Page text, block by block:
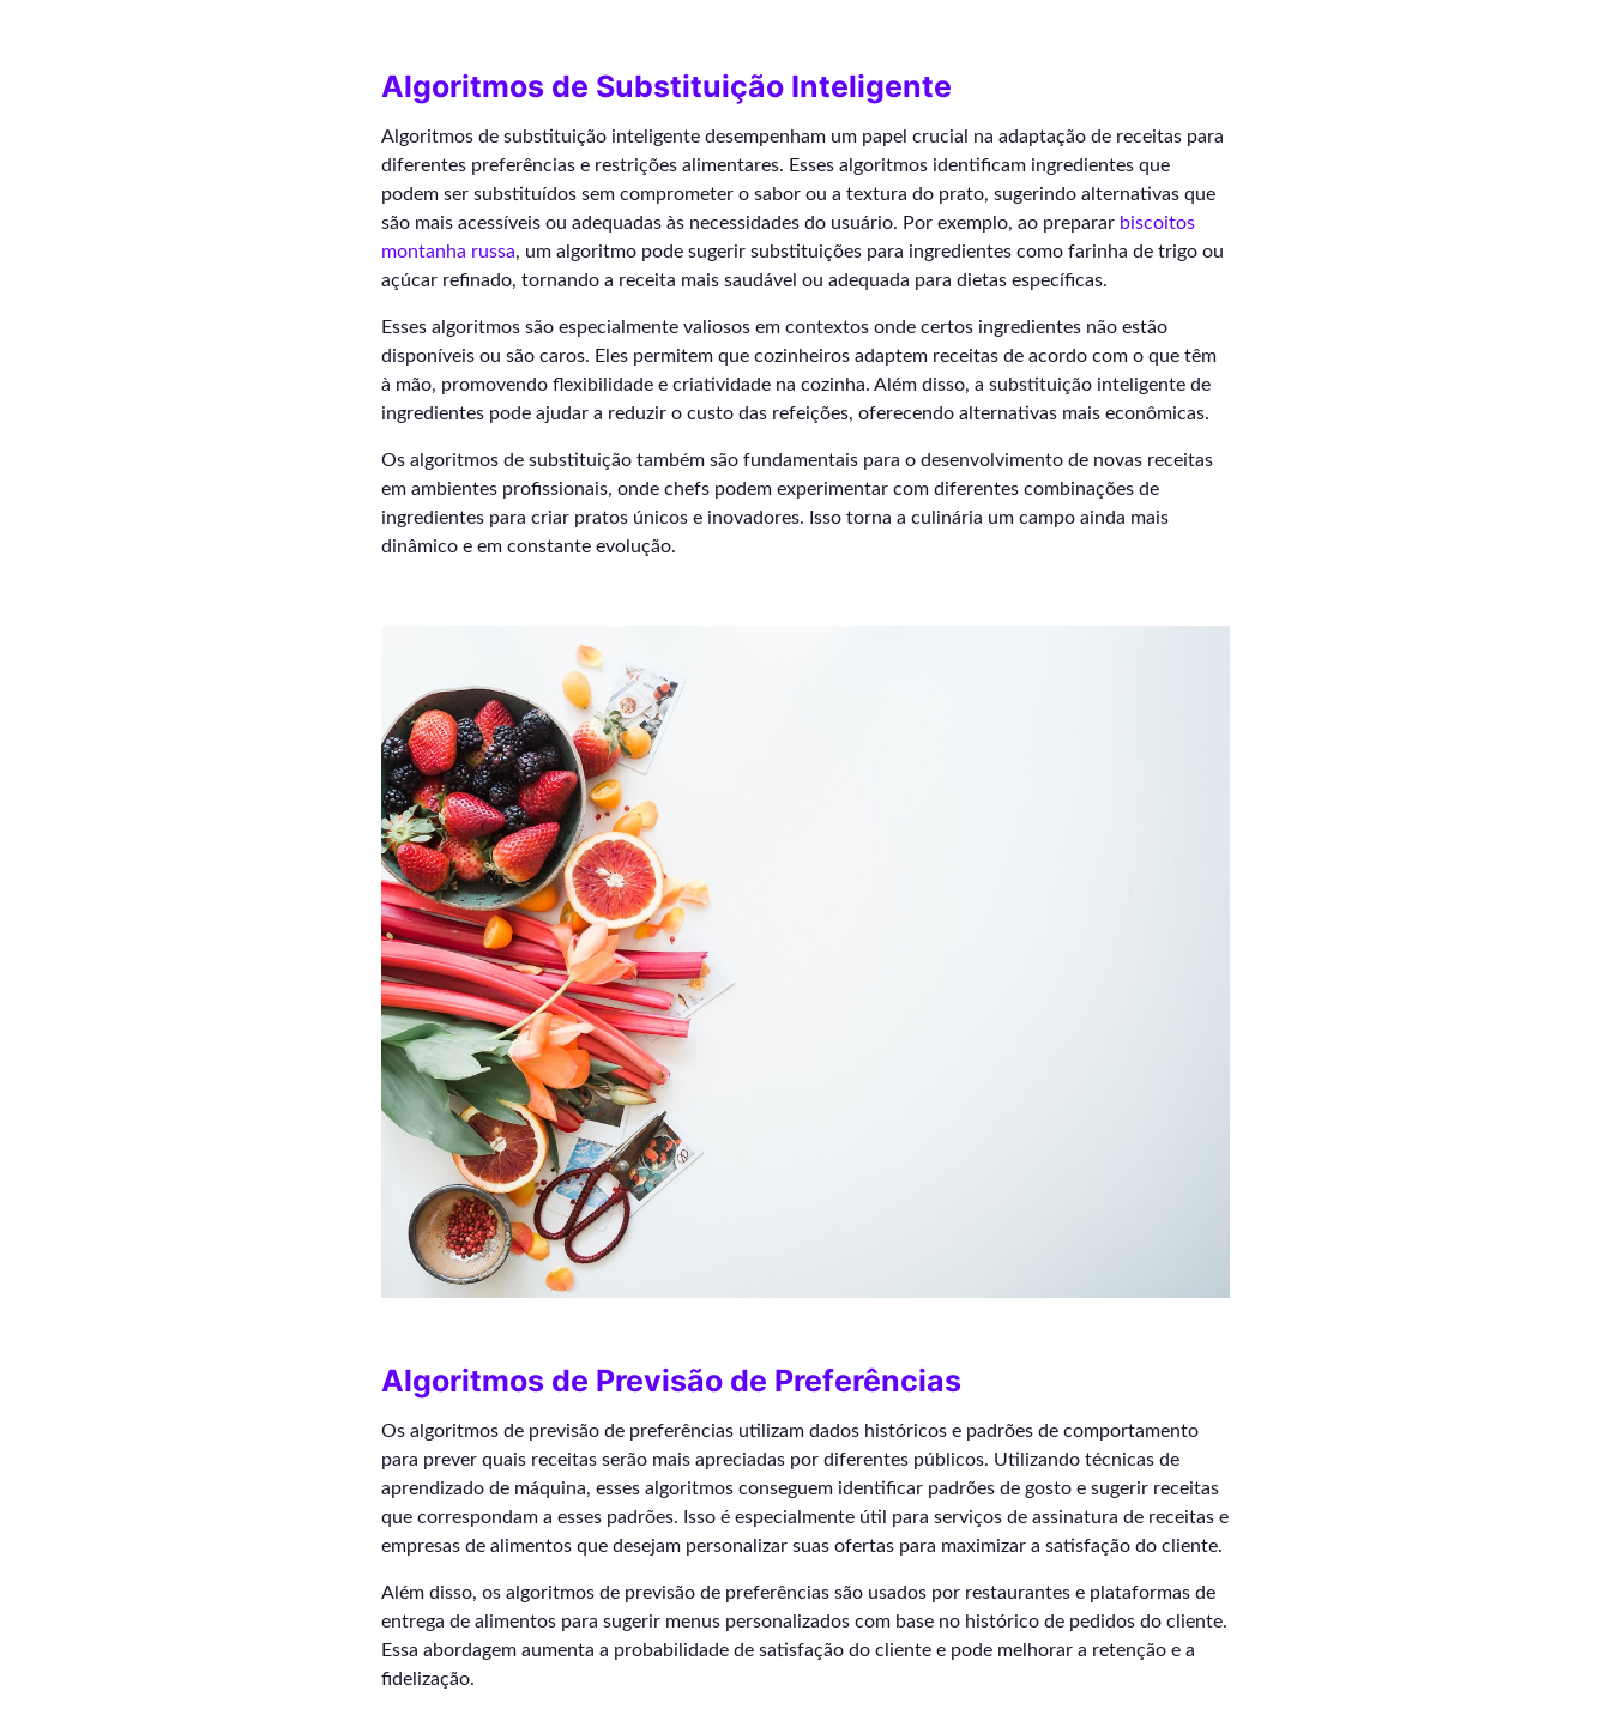
Algoritmos de Substituição Inteligente
Algoritmos de substituição inteligente desempenham um papel crucial na adaptação de receitas para
diferentes preferências e restrições alimentares. Esses algoritmos identificam ingredientes que
podem ser substituídos sem comprometer o sabor ou a textura do prato, sugerindo alternativas que
são mais acessíveis ou adequadas às necessidades do usuário. Por exemplo, ao preparar biscoitos
montanha russa, um algoritmo pode sugerir substituições para ingredientes como farinha de trigo ou
açúcar refinado, tornando a receita mais saudável ou adequada para dietas específicas.
Esses algoritmos são especialmente valiosos em contextos onde certos ingredientes não estão
disponíveis ou são caros. Eles permitem que cozinheiros adaptem receitas de acordo com o que têm
à mão, promovendo flexibilidade e criatividade na cozinha. Além disso, a substituição inteligente de
ingredientes pode ajudar a reduzir o custo das refeições, oferecendo alternativas mais econômicas.
Os algoritmos de substituição também são fundamentais para o desenvolvimento de novas receitas
em ambientes profissionais, onde chefs podem experimentar com diferentes combinações de
ingredientes para criar pratos únicos e inovadores. Isso torna a culinária um campo ainda mais
dinâmico e em constante evolução.
Algoritmos de Previsão de Preferências
Os algoritmos de previsão de preferências utilizam dados históricos e padrões de comportamento
para prever quais receitas serão mais apreciadas por diferentes públicos. Utilizando técnicas de
aprendizado de máquina, esses algoritmos conseguem identificar padrões de gosto e sugerir receitas
que correspondam a esses padrões. Isso é especialmente útil para serviços de assinatura de receitas e
empresas de alimentos que desejam personalizar suas ofertas para maximizar a satisfação do cliente.
Além disso, os algoritmos de previsão de preferências são usados por restaurantes e plataformas de
entrega de alimentos para sugerir menus personalizados com base no histórico de pedidos do cliente.
Essa abordagem aumenta a probabilidade de satisfação do cliente e pode melhorar a retenção e a
fidelização.